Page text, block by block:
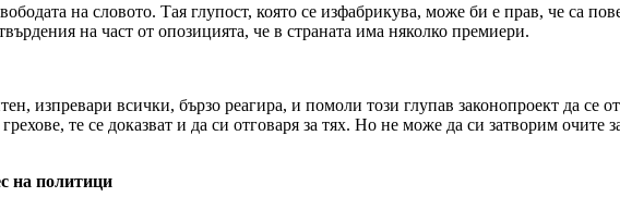
на словото. Тая глупост, която се изфабрикува, може би е прав, че са
на част от опозицията, че в страната има няколко премиери.
изпревари всички, бързо реагира, и помоли този глупав законопроект да се
те се доказват и да си отговаря за тях. Но не може да си затворим очите
на политици